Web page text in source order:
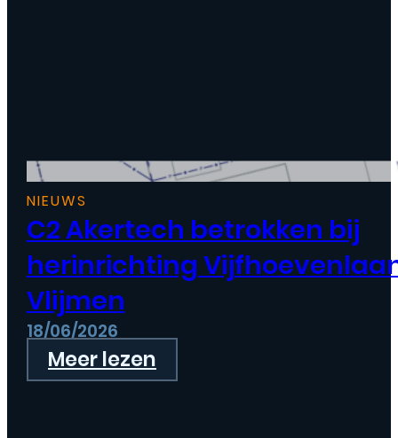
NIEUWS
C2 Akertech betrokken bij
herinrichting
Vlijmen
18/06/2026
Meer lezen